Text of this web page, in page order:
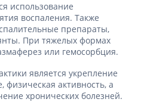
использование
воспаления. Также
препараты,
При тяжелых формах
или гемосорбция.
является укрепление
физическая активность, а
хронических болезней.